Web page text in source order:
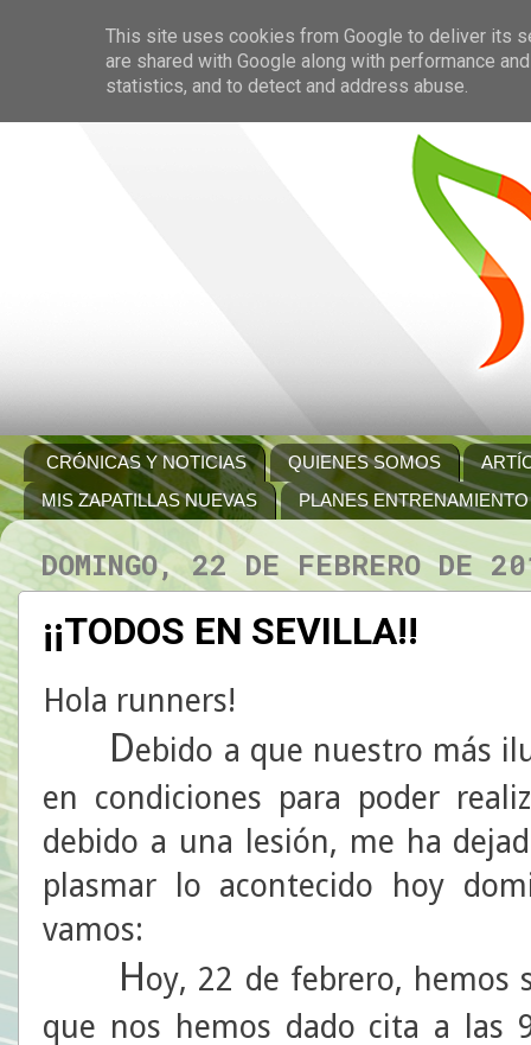
CRÓNICAS Y NOTICIAS QUIENES SOMOS
MIS ZAPATILLAS NUEVAS
PLANES ENTRENAMIENTO
DOMINGO, 22 DE FEBRERO DE
¡¡TODOS EN SEVILLA!!
Hola runners!
Debido a que nuestro más
en condiciones para poder
debido a una lesión, me ha
plasmar lo acontecido hoy
vamos:
Hoy, 22 de febrero, hemos
que nos hemos dado cita a las
This site uses cookies from Google to deliver its
are shared with Google along with performance
statistics, and to detect and address abuse.